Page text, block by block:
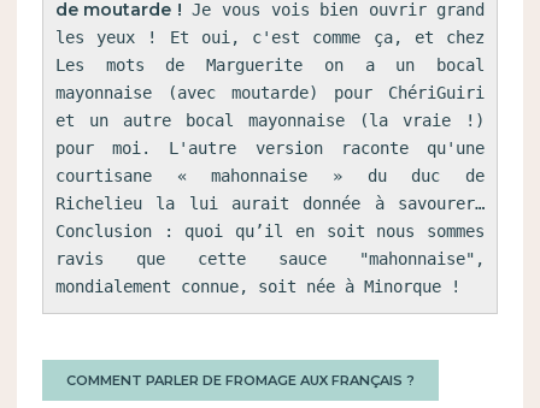
de moutarde ! Je vous vois bien ouvrir grand
les yeux ! Et oui, c'est comme ça, et chez
Les mots de Marguerite on a un bocal
mayonnaise (avec moutarde) pour ChériGuiri
et un autre bocal mayonnaise (la vraie !)
pour moi. L'autre version raconte qu'une
courtisane « mahonnaise » du duc de
Richelieu la lui aurait donnée à savourer…
Conclusion : quoi qu’il en soit nous sommes
ravis que cette sauce "mahonnaise",
mondialement connue, soit née à Minorque !
COMMENT PARLER DE FROMAGE AUX FRANÇAIS ?